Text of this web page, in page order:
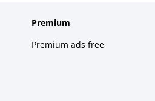
Premium
Premium ads free